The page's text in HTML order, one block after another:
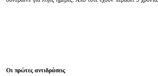
Οι πρώτες αντιδράσεις